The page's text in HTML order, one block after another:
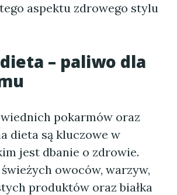
aspektu zdrowego stylu
– paliwo dla
pokarmów oraz
dieta są kluczowe w
jest dbanie o zdrowie.
owoców, warzyw,
produktów oraz białka